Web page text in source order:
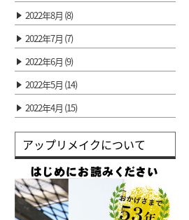
2022年8月 (8)
2022年7月 (7)
2022年6月 (9)
2022年5月 (14)
2022年4月 (15)
アップリメイクについて